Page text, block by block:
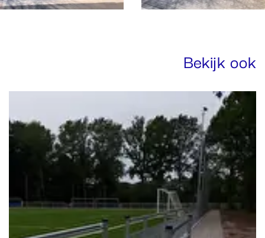
Bekijk ook